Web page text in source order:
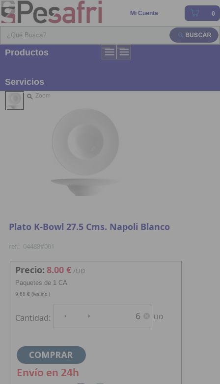
Mi Cuenta 0
Productos
Servicios
Zoom
Plato K-Bowl 27.5 Cms. Napoli Blanco
ref.: 04488#001
Precio: 8.00 € /UD
Paquetes de 1 CA
9.68 € (iva.inc.)
Cantidad: UD